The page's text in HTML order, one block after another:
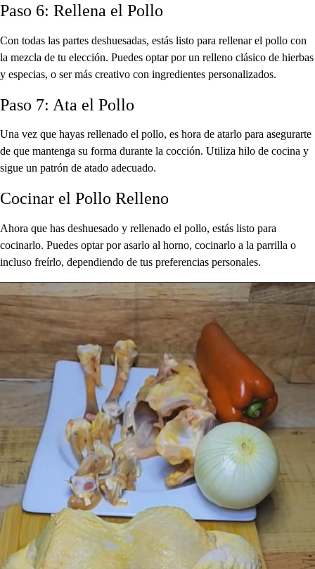
Paso 6: Rellena el Pollo
Con todas las partes deshuesadas, estás listo para rellenar el pollo con
la mezcla de tu elección. Puedes optar por un relleno clásico de hierbas
y especias, o ser más creativo con ingredientes personalizados.
Paso 7: Ata el Pollo
Una vez que hayas rellenado el pollo, es hora de atarlo para asegurarte
de que mantenga su forma durante la cocción. Utiliza hilo de cocina y
sigue un patrón de atado adecuado.
Cocinar el Pollo Relleno
Ahora que has deshuesado y rellenado el pollo, estás listo para
cocinarlo. Puedes optar por asarlo al horno, cocinarlo a la parrilla o
incluso freírlo, dependiendo de tus preferencias personales.